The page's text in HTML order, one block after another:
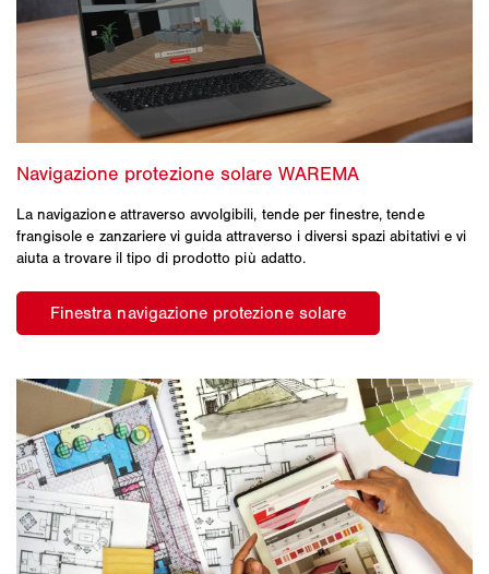
La navigazione attraverso avvolgibili, tende per finestre, tende
frangisole e zanzariere vi guida attraverso i diversi spazi abitativi e vi
aiuta a trovare il tipo di prodotto più adatto.